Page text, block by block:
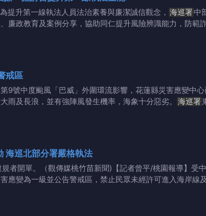
提升第一線執法人員法治素養與廉潔誠信觀念， 海巡署中
廉政教育及案例分享，協助同仁提升風險辨識能力，防範
闖警戒區
9號中度颱風「巴威」外圍環流影響，花蓮縣災害應變中
雨及長浪，並有強陣風發生機率，海象十分惡劣。
海巡署
海巡北部分署嚴格執法
者開單。（觀傳媒桃竹苗新聞)【記者曾平/桃園報導】受
應變為一級並公告警戒區，禁止民眾未經許可進入海岸線